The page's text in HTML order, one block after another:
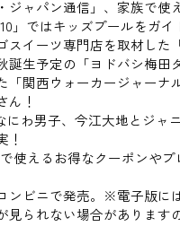
ジャパン通信」、家族で使
」ではキッズプールをガ
スイーツ専門店を取材した
誕生予定の「ヨドバシ梅田
「関西ウォーカージャーナ
ん！
わ男子、今江大地とジャ
！
使えるお得なクーポンやプ
ンビニで発売。※電子版に
見られない場合があります